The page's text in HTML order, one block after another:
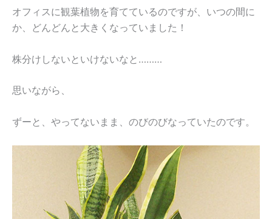
オフィスに観葉植物を育てているのですが、いつの間に
か、どんどんと大きくなっていました！
株分けしないといけないなと………
思いながら、
ずーと、やってないまま、のびのびなっていたのです。